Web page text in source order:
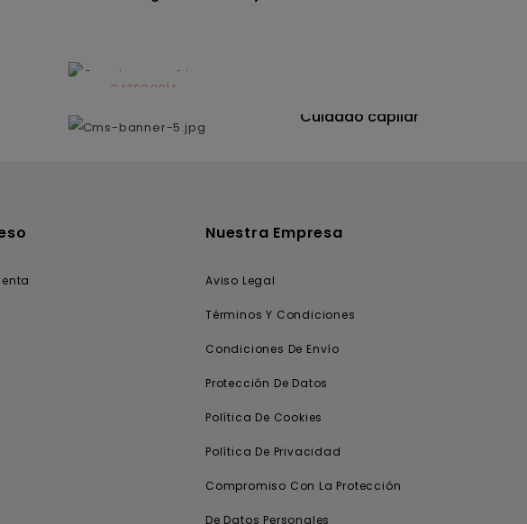
CATEGORÍA
Cuidado capilar
Nuestra Empresa
Aviso Legal
Términos Y Condiciones
Condiciones De Envío
Protección De Datos
Política De Cookies
Política De Privacidad
Compromiso Con La Protección
De Datos Personales